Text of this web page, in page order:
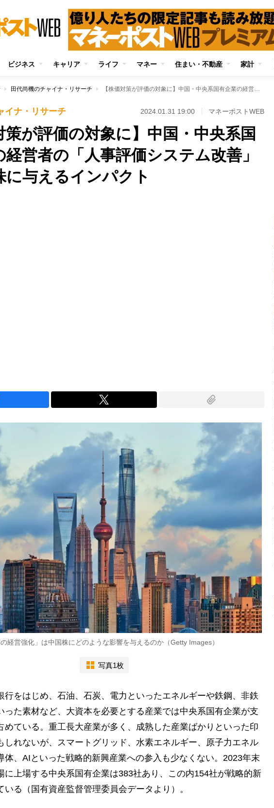
ビジネス キャリア ライフ マネー 住まい・不動産 家計
田代尚機のチャイナ・リサーチ 【株価対策が評価の対象に】中国・中央系国有企業の経営者の「人事評価システム改善」が中国株に与えるインパクト
イナ・リサーチ 2024.01.31 19:00 マネーポストWEB
策が評価の対象に】中国・中央系国
経営者の「人事評価システム改善」
に与えるインパクト
の経営強化」は中国株にどのような影響を与えるのか（Getty Images）
写真1枚
をはじめ、石油、石炭、電力といったエネルギーや鉄鋼、非鉄
った素材など、大資本を必要とする産業では中央系国有企業が支
めている。重工長大産業が多く、成熟した産業ばかりといった印
しれないが、スマートグリッド、水素エネルギー、原子力エネル
体、AIといった戦略的新興産業への参入も少なくない。2023年末
に上場する中央系国有企業は383社あり、この内154社が戦略的新
いる（国有資産監督管理委員会データより）。